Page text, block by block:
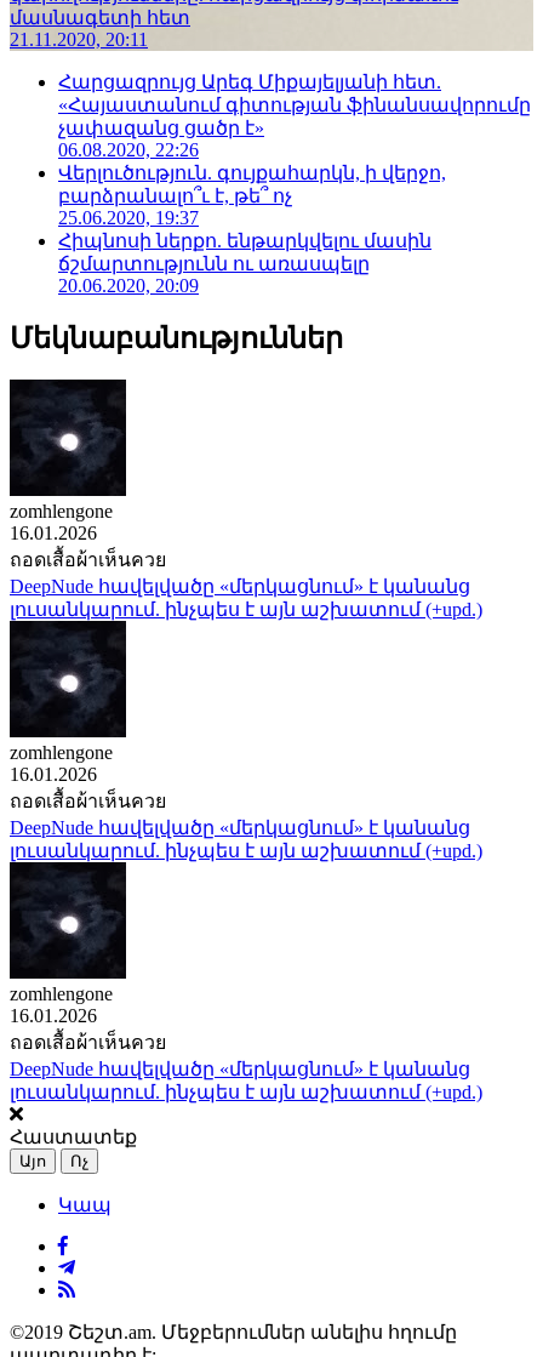
մասնագետի հետ
21.11.2020, 20:11
Հարցազրույց Արեգ Միքայելյանի հետ.
«Հայաստանում գիտության ֆինանսավորումը
չափազանց ցածր է»
06.08.2020, 22:26
Վերլուծություն. գույքահարկն, ի վերջո,
բարձրանալո՞ւ է, թե՞ ոչ
25.06.2020, 19:37
Հիպնոսի ներքո. ենթարկվելու մասին
ճշմարտությունն ու առասպելը
20.06.2020, 20:09
Մեկնաբանություններ
zomhlengone
16.01.2026
ถอดเสื้อผ้าเห็นควย
DeepNude հավելվածը «մերկացնում» է կանանց
լուսանկարում. ինչպես է այն աշխատում (+upd.)
zomhlengone
16.01.2026
ถอดเสื้อผ้าเห็นควย
DeepNude հավելվածը «մերկացնում» է կանանց
լուսանկարում. ինչպես է այն աշխատում (+upd.)
zomhlengone
16.01.2026
ถอดเสื้อผ้าเห็นควย
DeepNude հավելվածը «մերկացնում» է կանանց
լուսանկարում. ինչպես է այն աշխատում (+upd.)
Հաստատեք
Այո Ոչ
Կապ
©2019 Շեշտ.am. Մեջբերումներ անելիս հղումը